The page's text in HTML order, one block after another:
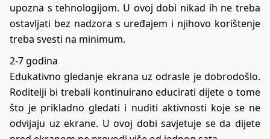
upozna s tehnologijom. U ovoj dobi nikad ih ne treba
ostavljati bez nadzora s uređajem i njihovo korištenje
treba svesti na minimum.
2-7 godina
Edukativno gledanje ekrana uz odrasle je dobrodošlo.
Roditelji bi trebali kontinuirano educirati dijete o tome
što je prikladno gledati i nuditi aktivnosti koje se ne
odvijaju uz ekrane. U ovoj dobi savjetuje se da dijete